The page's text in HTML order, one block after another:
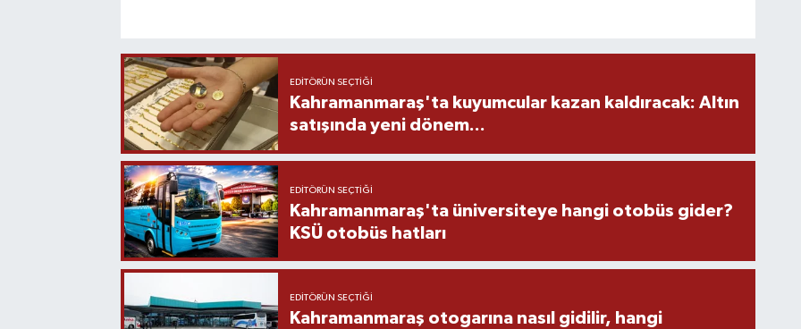
EDITÖRÜN SEÇTIĞI
Kahramanmaraş'ta kuyumcular kazan kaldıracak: Altın
satışında yeni dönem...
EDITÖRÜN SEÇTIĞI
Kahramanmaraş'ta üniversiteye hangi otobüs gider?
KSÜ otobüs hatları
EDITÖRÜN SEÇTIĞI
Kahramanmaraş otogarına nasıl gidilir, hangi